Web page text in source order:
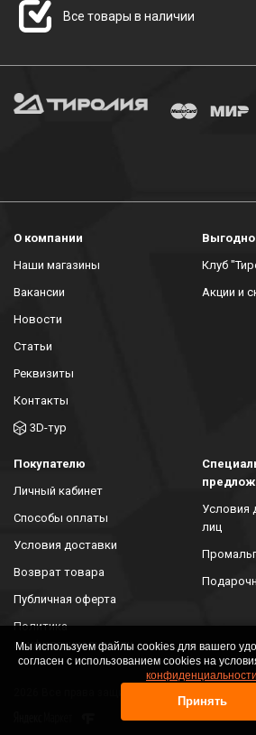
Все товары в наличии
О компании
Наши магазины
Вакансии
Новости
Статьи
Реквизиты
Контакты
3D-тур
Выгодно
Клуб
Акции и
Покупателю
Личный кабинет
Способы оплаты
Условия доставки
Возврат товара
Публичная оферта
Политика
конфиденциальности
Условия
лиц
Мы используем файлы cookies для вашего
согласен с использованием cookies на
конфиденциальности
Принять